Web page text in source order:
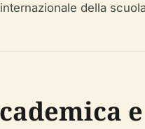
della